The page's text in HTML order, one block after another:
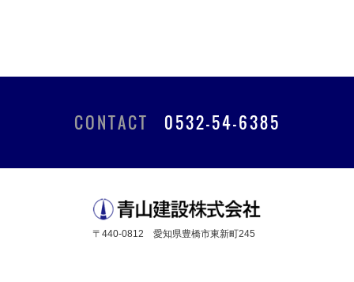
CONTACT 0532-54-6385
〒440-0812 愛知県豊橋市東新町245